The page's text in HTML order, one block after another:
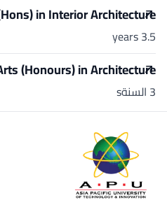
in Interior Architecture
3.5 years
(Honours) in Architecture
3 السنةs